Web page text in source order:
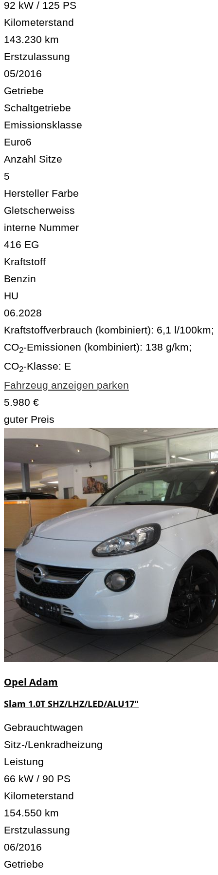
92 kW / 125 PS
Kilometerstand
143.230 km
Erstzulassung
05/2016
Getriebe
Schaltgetriebe
Emissionsklasse
Euro6
Anzahl Sitze
5
Hersteller Farbe
Gletscherweiss
interne Nummer
416 EG
Kraftstoff
Benzin
HU
06.2028
Kraftstoffverbrauch (kombiniert): 6,1 l/100km;
CO2-Emissionen (kombiniert): 138 g/km;
CO2-Klasse: E
Fahrzeug anzeigen parken
5.980 €
guter Preis
Opel Adam
Slam 1.0T SHZ/LHZ/LED/ALU17"
Gebrauchtwagen
Sitz-/Lenkradheizung
Leistung
66 kW / 90 PS
Kilometerstand
154.550 km
Erstzulassung
06/2016
Getriebe